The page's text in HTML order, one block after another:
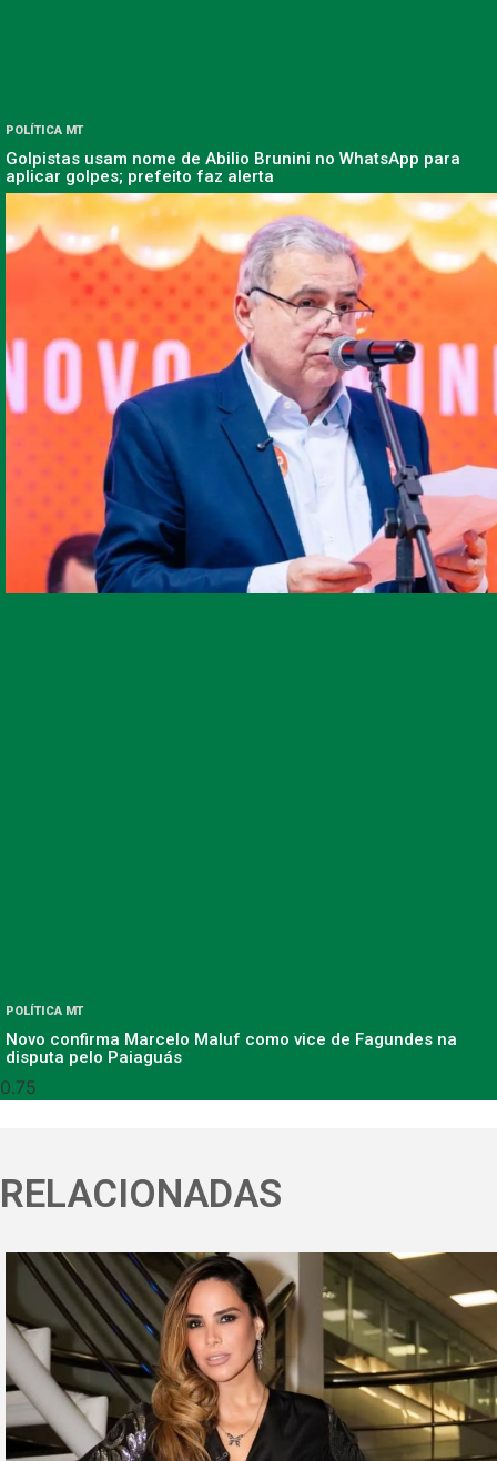
POLÍTICA MT
Golpistas usam nome de Abilio Brunini no WhatsApp para
aplicar golpes; prefeito faz alerta
POLÍTICA MT
Novo confirma Marcelo Maluf como vice de Fagundes na
disputa pelo Paiaguás
RELACIONADAS